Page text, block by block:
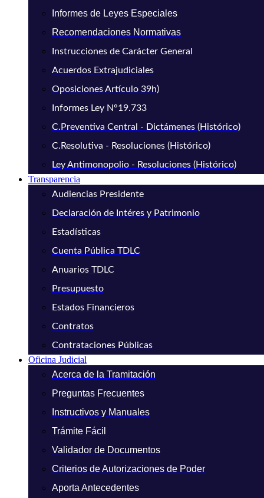
Informes de Leyes Especiales
Recomendaciones Normativas
Instrucciones de Carácter General
Acuerdos Extrajudiciales
Oposiciones Artículo 39h)
Informes Ley N°19.733
C.Preventiva Central - Dictámenes (Histórico)
C.Resolutiva - Resoluciones (Histórico)
Ley Antimonopolio - Resoluciones (Histórico)
Transparencia
Audiencias Presidente
Declaración de Intéres y Patrimonio
Estadísticas
Cuenta Pública TDLC
Anuarios TDLC
Presupuesto
Estados Financieros
Contratos
Contrataciones Públicas
Oficina Judicial
Acerca de la Tramitación
Preguntas Frecuentes
Instructivos y Manuales
Trámite Fácil
Validador de Documentos
Criterios de Autorizaciones de Poder
Aporta Antecedentes